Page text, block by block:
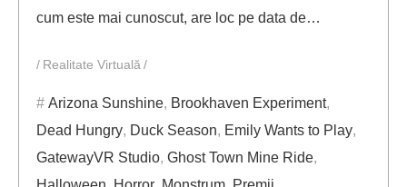
cum este mai cunoscut, are loc pe data de…
Realitate Virtuală
Arizona Sunshine, Brookhaven Experiment,
Dead Hungry, Duck Season, Emily Wants to Play,
GatewayVR Studio, Ghost Town Mine Ride,